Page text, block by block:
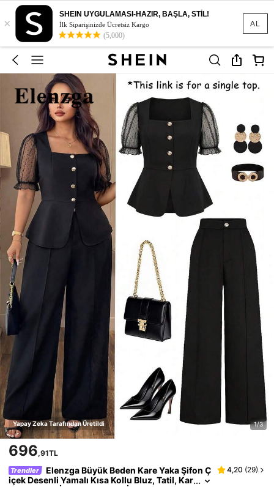
AL
×
SHEIN UYGULAMASI-HAZIR, BAŞLA, STİL!
İlk Siparişinizde Ücretsiz Kargo
(5,000)
Yapay Zeka Tarafından Üretildi 1/3
696,91TL
Trendler
Elenzga Büyük Beden Kare Yaka Şifon Ç
içek Desenli Yamalı Kısa Kollu Bluz, Tatil, Kar
4,20 (29)